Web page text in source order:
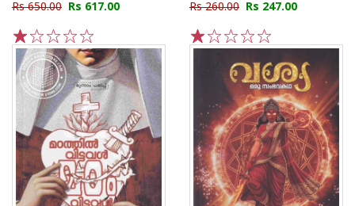
Rs 650.00 Rs 617.00
5
4
3
2
1
Rs 260.00 Rs 247.00
5
4
3
2
1